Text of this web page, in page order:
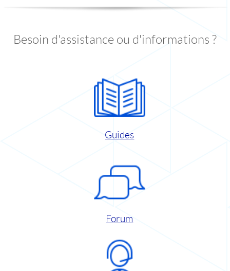
Besoin d'assistance ou d'informations ?
Guides
Forum